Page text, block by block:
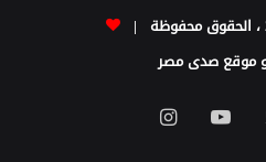
و موقع صدى مصر
تويتر يوتيوبانستقرام